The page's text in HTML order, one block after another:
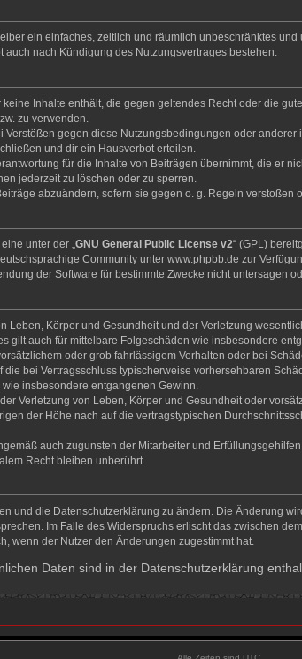
ein einfaches, zeitlich und räumlich unbeschränktes
auch nach Kündigung des Nutzungsvertrages bestehen.
Inhalte enthält, die gegen geltendes Recht oder die
zu verwenden.
Verstößen gegen diese Nutzungsbedingungen oder
und dir ein Hausverbot erteilen.
für die Inhalte von Beiträgen übernimmt, die er
jederzeit zu löschen oder zu sperren.
abzuändern, sofern sie gegen o. g. Regeln
unter der „GNU General Public License v2“ (GPL)
Community unter www.phpbb.de zur
der Software für bestimmte Zwecke nicht untersagen
Leben, Körper und Gesundheit und der Verletzung
gilt auch für mittelbare Folgeschäden wie insbesondere
oder grob fahrlässigem Verhalten oder bei
bei Vertragsschluss typischerweise vorhersehbaren
insbesondere entgangenen Gewinn.
Verletzung von Leben, Körper und Gesundheit oder
der Höhe nach auf die vertragstypischen
auch zugunsten der Mitarbeiter und Erfüllungsgehilfen
Recht bleiben unberührt.
und die Datenschutzerklärung zu ändern. Die Änderung
Im Falle des Widerspruchs erlischt das zwischen
wenn der Nutzer den Änderungen zugestimmt hat.
Daten sind in der Datenschutzerklärung